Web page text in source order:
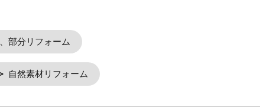
部分リフォーム
自然素材リフォーム